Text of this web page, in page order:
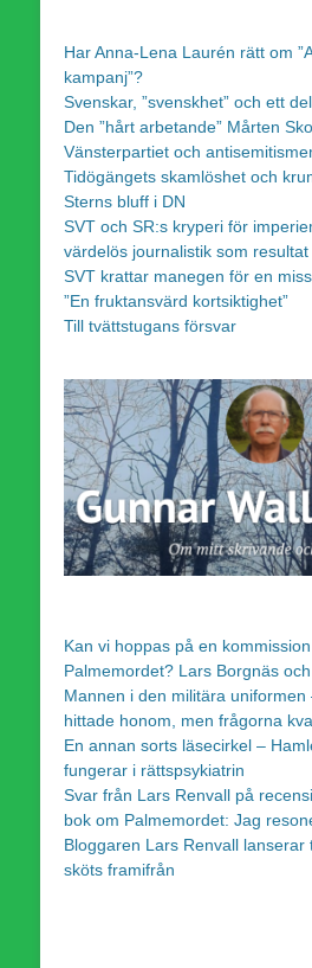
Har Anna-Lena Laurén rätt om
kampanj”?
Svenskar, ”svenskhet” och ett
Den ”hårt arbetande” Mårten
Vänsterpartiet och
Tidögängets skamlöshet och
Sterns bluff i DN
SVT och SR:s kryperi för
värdelös journalistik som resultat
SVT krattar manegen för en
”En fruktansvärd kortsiktighet”
Till tvättstugans försvar
Kan vi hoppas på en
Palmemordet? Lars Borgnäs
Mannen i den militära uniformen
hittade honom, men frågorna
En annan sorts läsecirkel –
fungerar i rättspsykiatrin
Svar från Lars Renvall på
bok om Palmemordet: Jag
Bloggaren Lars Renvall lanserar
sköts framifrån